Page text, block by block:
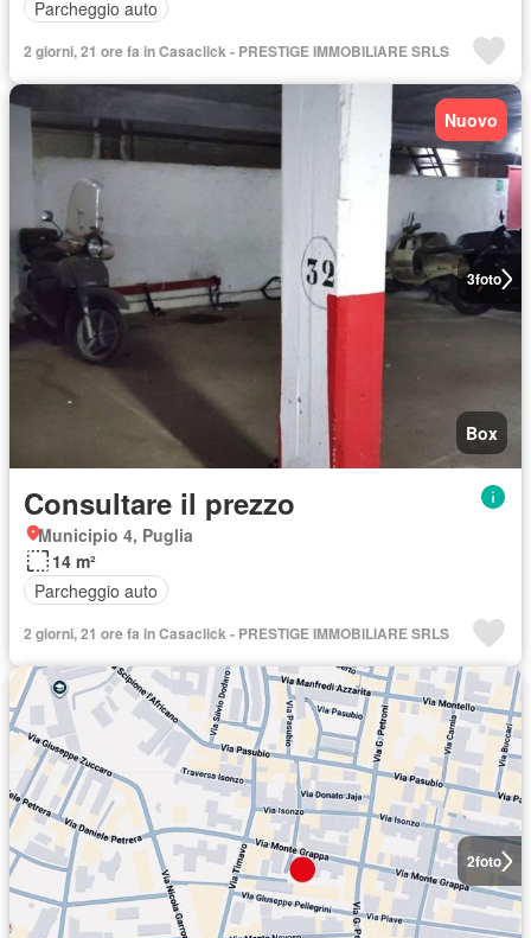
Parcheggio auto
2 giorni, 21 ore fa in Casaclick - PRESTIGE IMMOBILIARE SRLS
3foto
Nuovo
Box
Consultare il prezzo
Municipio 4, Puglia
14 m²
Parcheggio auto
2 giorni, 21 ore fa in Casaclick - PRESTIGE IMMOBILIARE SRLS
2foto